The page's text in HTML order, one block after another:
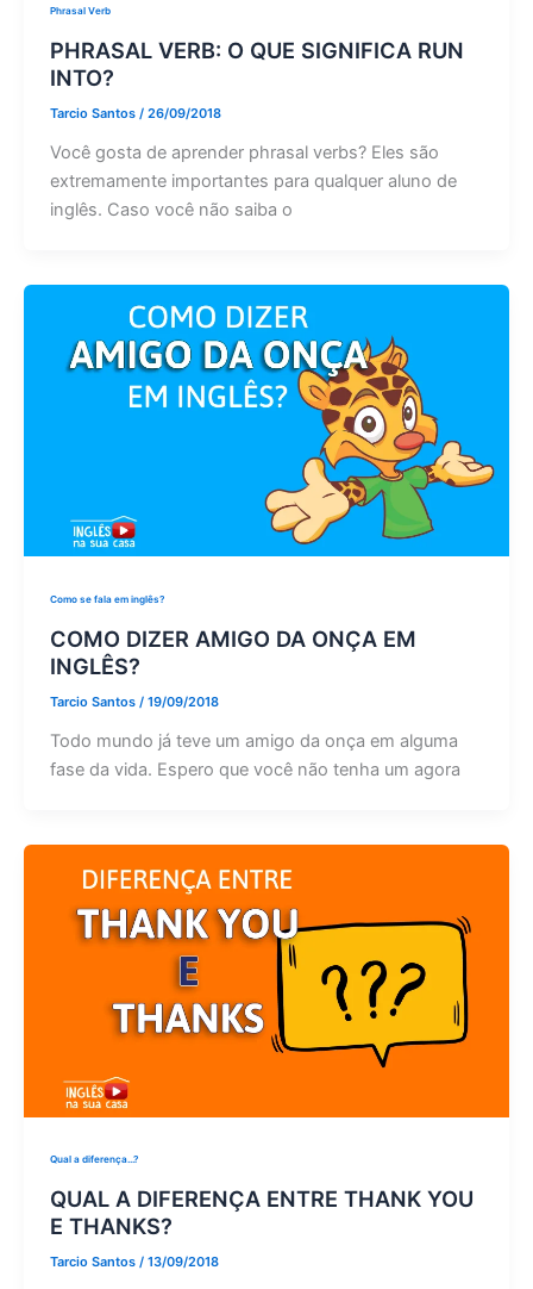
Phrasal Verb
PHRASAL VERB: O QUE SIGNIFICA RUN
INTO?
Tarcio Santos / 26/09/2018
Você gosta de aprender phrasal verbs? Eles são
extremamente importantes para qualquer aluno de
inglês. Caso você não saiba o
Como se fala em inglês?
COMO DIZER AMIGO DA ONÇA EM
INGLÊS?
Tarcio Santos / 19/09/2018
Todo mundo já teve um amigo da onça em alguma
fase da vida. Espero que você não tenha um agora
Qual a diferença...?
QUAL A DIFERENÇA ENTRE THANK YOU
E THANKS?
Tarcio Santos / 13/09/2018